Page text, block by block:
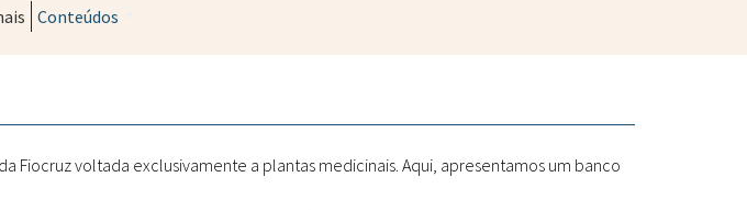
Conteúdos
Sanitárias
Políticas
Metodologias
Farmácias Vivas
Fiocruz voltada exclusivamente a plantas medicinais. Aqui, apresentamos um banco